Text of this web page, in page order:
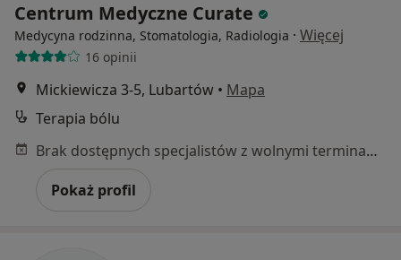
Centrum Medyczne Curate
Medycyna rodzinna, Stomatologia, Radiologia · Więcej
16 opinii
Mickiewicza 3-5, Lubartów • Mapa
Terapia bólu
Brak dostępnych specjalistów z wolnymi terminami w tym centrum medycznym.
Pokaż profil